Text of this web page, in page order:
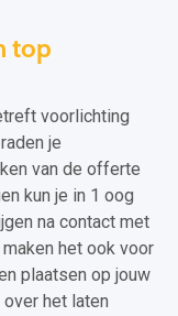
top
voorlichting
je
van de offerte
kun je in 1 oog
na contact met
het ook voor
plaatsen op jouw
het laten